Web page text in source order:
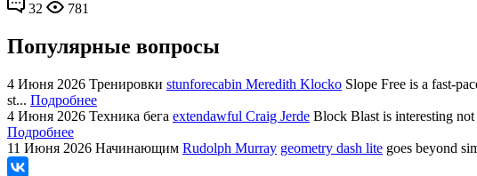
32
781
Популярные вопросы
4 Июня 2026 Тренировки stunforecabin Meredith Klocko Slope Free is a fast-
st... Подробнее
4 Июня 2026 Техника бега extendawful Craig Jerde Block Blast is interesting
Подробнее
11 Июня 2026 Начинающим Rudolph Murray geometry dash lite goes beyond